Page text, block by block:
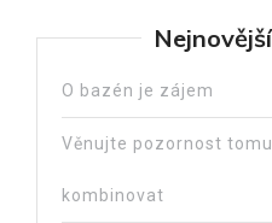
O bazén je zájem
Věnujte pozornost
kombinovat